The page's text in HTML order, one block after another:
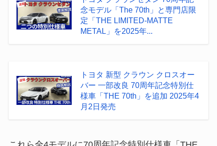
念モデル「The 70th」と専門店限
定「THE LIMITED-MATTE
METAL」を2025年...
トヨタ 新型 クラウン クロスオー
バー 一部改良 70周年記念特別仕
様車「THE 70th」を追加 2025年4
月2日発売